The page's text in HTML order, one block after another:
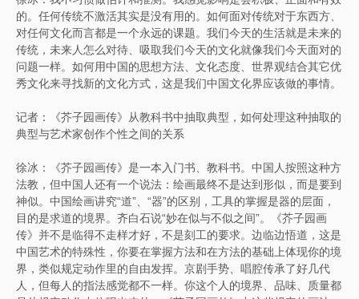
的。任何传统不激活其实是没有用的。如何面对传统对于东西方、
对任何文化而言都是一个永远的课题。我们今天的生活就是未来的
传统，未来人怎么对待、吸取我们今天的文化就像我们今天面对的
问题一样。如何用中国的思想方法、文化态度、世界观结合其它优
秀文化来寻找新的文化方式，这是我们中国文化界应该做的事情。
记者：《芥子园画传》从教科书中抽取典型，如何处理这种抽取的
典型与艺术家创作个性之间的关系
徐冰：《芥子园画传》是一本入门书、教科书。中国人按照这种方
法教，但中国人还有一个说法：绘画最终不是达到形似，而是要到
神似。中国绘画讲究“道”、“器”的区别，工具的掌握是器的层面，
目的是求道的境界。齐白石说“妙在似与不似之间”。《芥子园画
传》并不是临得不走样才好，不是刻工的要求。边临边悟道，这是
中国艺术的特殊性，你要在掌握方法和在方法的基础上体现你的境
界，类似规定动作里的自由发挥。京剧手势、唱腔传承了好几代
人，但每人的指法感觉都不一样。你这个人的境界、品味、质量都